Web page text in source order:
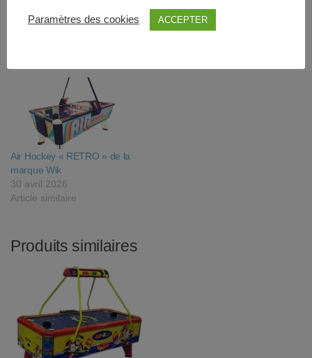
Air Hockey Airboy Presas
Air Hockey « GOLDEN» Wik
30 avril 2026
Air Hockey « RETRO » de la
marque Wik
30 avril 2026
Article similaire
Produits similaires
Paramètres des cookies ACCEPTER